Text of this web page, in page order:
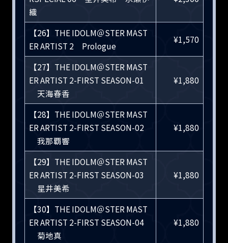
織
【26】THE IDOLM＠STER MAST
ER ARTIST 2 Prologue
¥1,570
【27】THE IDOLM＠STER MAST
ER ARTIST 2-FIRST SEASON-01
天海春香
¥1,880
【28】THE IDOLM＠STER MAST
ER ARTIST 2-FIRST SEASON-02
我那覇響
¥1,880
【29】THE IDOLM＠STER MAST
ER ARTIST 2-FIRST SEASON-03
星井美希
¥1,880
【30】THE IDOLM＠STER MAST
ER ARTIST 2-FIRST SEASON-04
菊地真
¥1,880